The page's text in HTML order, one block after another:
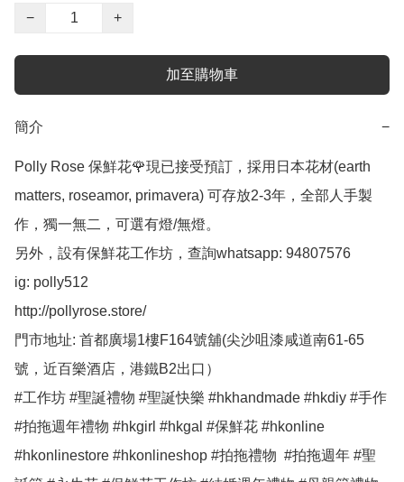
−
+
加至購物車
簡介 −
Polly Rose 保鮮花🌹現已接受預訂，採用日本花材(earth
matters, roseamor, primavera) 可存放2-3年，全部人手製
作，獨一無二，可選有燈/無燈。
另外，設有保鮮花工作坊，查詢whatsapp: 94807576
ig: polly512
http://pollyrose.store/
門市地址: 首都廣場1樓F164號舖(尖沙咀漆咸道南61-65
號，近百樂酒店，港鐵B2出口）
#工作坊 #聖誕禮物 #聖誕快樂 #hkhandmade #hkdiy #手作
#拍拖週年禮物 #hkgirl #hkgal #保鮮花 #hkonline
#hkonlinestore #hkonlineshop #拍拖禮物  #拍拖週年 #聖